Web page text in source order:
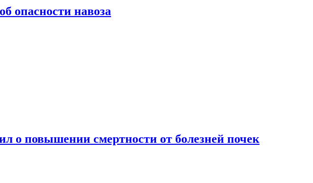
опасности навоза
о повышении смертности от болезней почек